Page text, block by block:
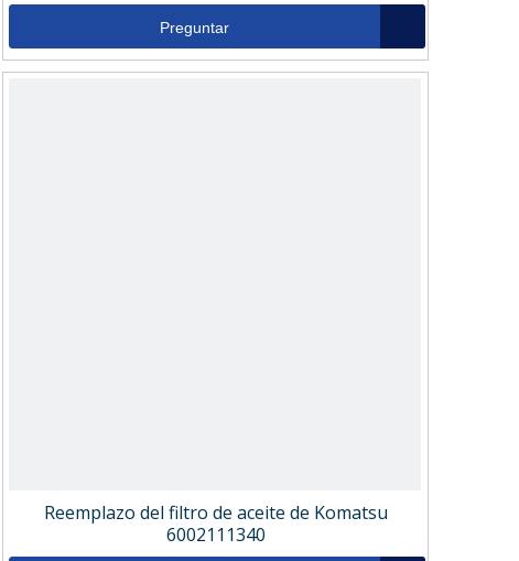
Preguntar
Reemplazo del filtro de aceite de Komatsu
6002111340